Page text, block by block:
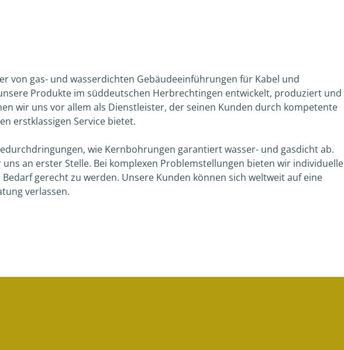
von gas- und wasserdichten Gebäudeeinführungen für Kabel und
Produkte im süddeutschen Herbrechtingen entwickelt, produziert und
wir uns vor allem als Dienstleister, der seinen Kunden durch kompetente
erstklassigen Service bietet.
wie Kernbohrungen garantiert wasser- und gasdicht ab.
an erster Stelle. Bei komplexen Problemstellungen bieten wir individuelle
gerecht zu werden. Unsere Kunden können sich weltweit auf eine
verlassen.